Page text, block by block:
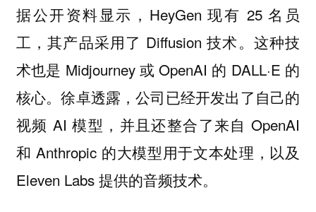
据公开资料显示，HeyGen 现有 25 名员
工，其产品采用了 Diffusion 技术。这种技
术也是 Midjourney 或 OpenAI 的 DALL·E 的
核心。徐卓透露，公司已经开发出了自己的
视频 AI 模型，并且还整合了来自 OpenAI
和 Anthropic 的大模型用于文本处理，以及
Eleven Labs 提供的音频技术。